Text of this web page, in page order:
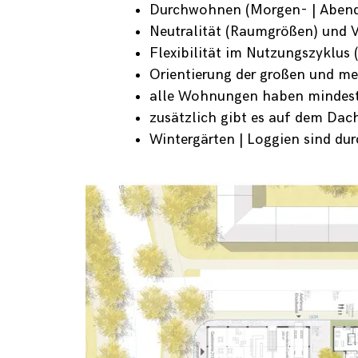
Durchwohnen (Morgen- |
Neutralität (Raumgrößen) und
Flexibilität im Nutzungszyklus
Orientierung der großen und
alle Wohnungen haben
zusätzlich gibt es auf dem
Wintergärten | Loggien sind